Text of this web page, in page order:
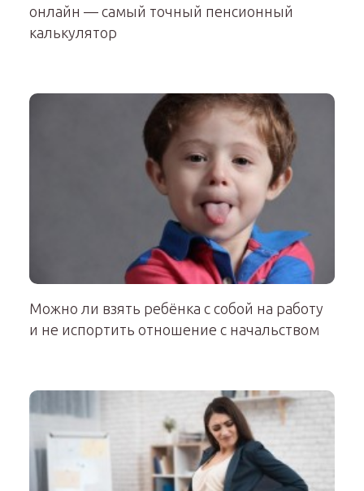
онлайн — самый точный пенсионный
калькулятор
Можно ли взять ребёнка с собой на работу
и не испортить отношение с начальством